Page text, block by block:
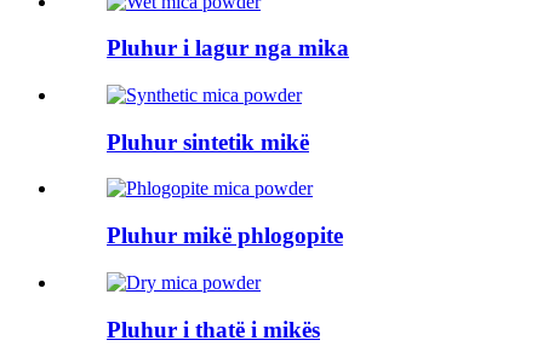
Pluhur i lagur nga mika
Pluhur sintetik mikë
Pluhur mikë phlogopite
Pluhur i thatë i mikës